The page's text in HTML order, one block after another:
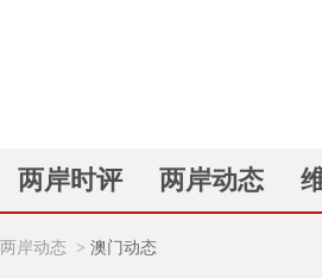
两岸时评 两岸动态
两岸动态 > 澳门动态